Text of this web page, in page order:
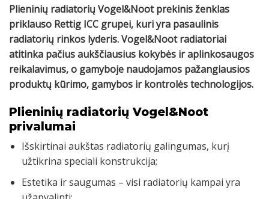
Plieninių radiatorių Vogel&Noot prekinis ženklas
priklauso Rettig ICC grupei, kuri yra pasaulinis
radiatorių rinkos lyderis. Vogel&Noot radiatoriai
atitinka pačius aukščiausius kokybės ir aplinkosaugos
reikalavimus, o gamyboje naudojamos pažangiausios
produktų kūrimo, gamybos ir kontrolės technologijos.
Plieninių radiatorių Vogel&Noot
privalumai
Išskirtinai aukštas radiatorių galingumas, kurį
užtikrina speciali konstrukcija;
Estetika ir saugumas – visi radiatorių kampai yra